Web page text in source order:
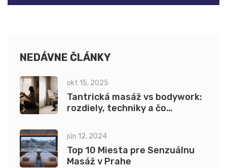
NEDÁVNE ČLÁNKY
okt 15, 2025
Tantrická masáž vs bodywork:
rozdiely, techniky a čo
jún 12, 2024
Top 10 Miesta pre Senzuálnu
Masáž v Prahe